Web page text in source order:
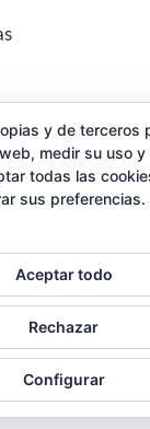
y de terceros
medir su uso y
todas las
sus preferencias.
Aceptar todo
Rechazar
Configurar